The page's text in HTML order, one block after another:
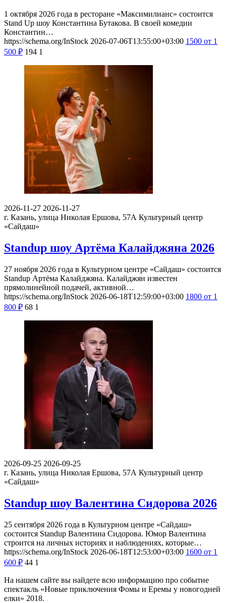
1 октября 2026 года в ресторане «Максимилианс» состоится
Stand Up шоу Константина Бутакова. В своей комедии
Константин…
https://schema.org/InStock 2026-07-06T13:55:00+03:00 1500 от 1
500 ₽ 194 1
2026-11-27 2026-11-27
г. Казань, улица Николая Ершова, 57А Культурный центр
«Сайдаш»
Standup шоу Артёма Калайджяна 2026
27 ноября 2026 года в Культурном центре «Сайдаш» состоится
Standup Артёма Калайджяна. Калайджян известен
прямолинейной подачей, активной…
https://schema.org/InStock 2026-06-18T12:59:00+03:00 1800 от 1
800 ₽ 68 1
2026-09-25 2026-09-25
г. Казань, улица Николая Ершова, 57А Культурный центр
«Сайдаш»
Standup шоу Валентина Сидорова 2026
25 сентября 2026 года в Культурном центре «Сайдаш»
состоится Standup Валентина Сидорова. Юмор Валентина
строится на личных историях и наблюдениях, которые…
https://schema.org/InStock 2026-06-18T12:53:00+03:00 1600 от 1
600 ₽ 44 1
На нашем сайте вы найдете всю информацию про событие
спектакль «Новые приключения Фомы и Еремы у новогодней
елки» 2018.